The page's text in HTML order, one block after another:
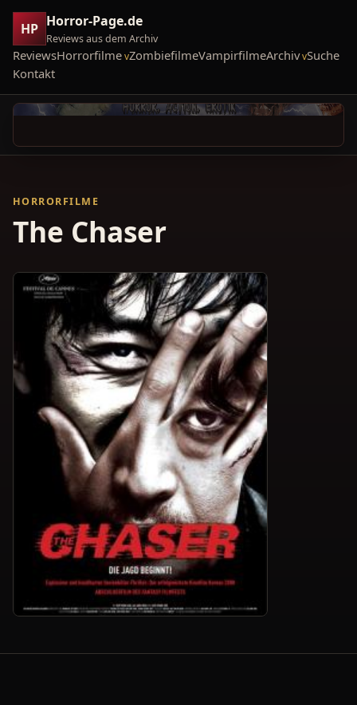
HP Horror-Page.de
Reviews aus dem Archiv
ReviewsHorrorfilme ZombiefilmeVampirfilmeArchiv Suche
Kontakt
HORRORFILME
The Chaser